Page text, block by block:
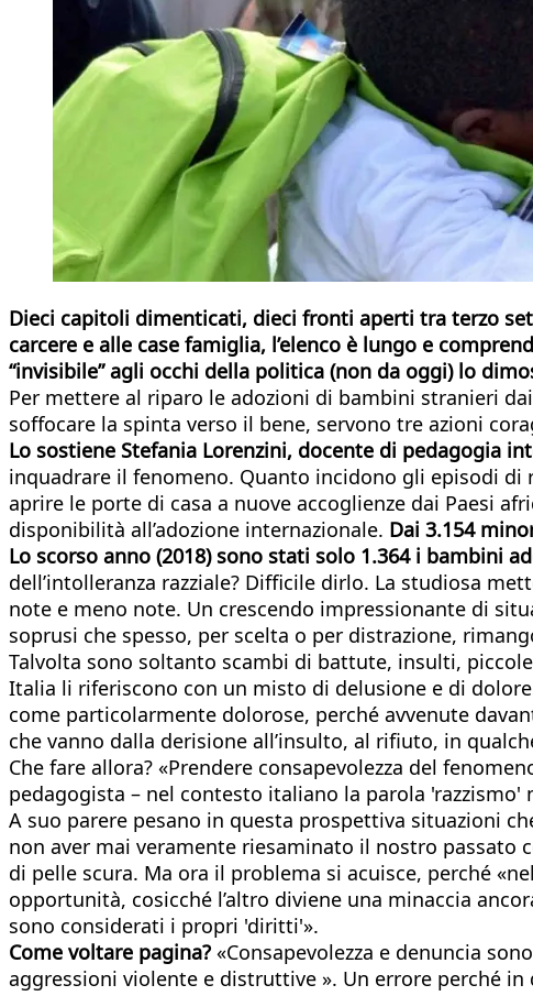
Dieci capitoli dimenticati, dieci fronti aperti tra terzo
carcere e alle case famiglia, l’elenco è lungo e
“invisibile” agli occhi della politica (non da oggi) lo
Per mettere al riparo le adozioni di bambini stranieri
soffocare la spinta verso il bene, servono tre azioni
Lo sostiene Stefania Lorenzini, docente di pedagogia
inquadrare il fenomeno. Quanto incidono gli episodi
aprire le porte di casa a nuove accoglienze dai Paesi
disponibilità all’adozione internazionale. Dai 3.154
Lo scorso anno (2018) sono stati solo 1.364 i bambini
dell’intolleranza razziale? Difficile dirlo. La studiosa
note e meno note. Un crescendo impressionante di
soprusi che spesso, per scelta o per distrazione,
Talvolta sono soltanto scambi di battute, insulti,
Italia li riferiscono con un misto di delusione e di
come particolarmente dolorose, perché avvenute
che vanno dalla derisione all’insulto, al rifiuto, in
Che fare allora? «Prendere consapevolezza del
pedagogista – nel contesto italiano la parola
A suo parere pesano in questa prospettiva situazioni
non aver mai veramente riesaminato il nostro passato
di pelle scura. Ma ora il problema si acuisce, perché
opportunità, cosicché l’altro diviene una minaccia
sono considerati i propri 'diritti'».
Come voltare pagina? «Consapevolezza e denuncia
aggressioni violente e distruttive ». Un errore perché